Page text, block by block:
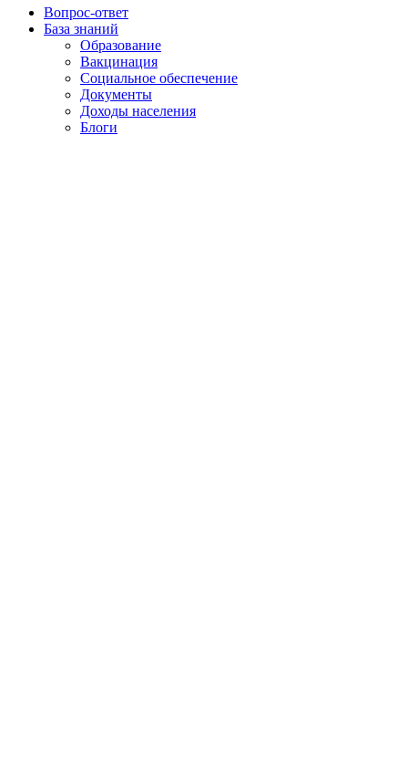
Вопрос-ответ
База знаний
Образование
Вакцинация
Социальное обеспечение
Документы
Доходы населения
Блоги